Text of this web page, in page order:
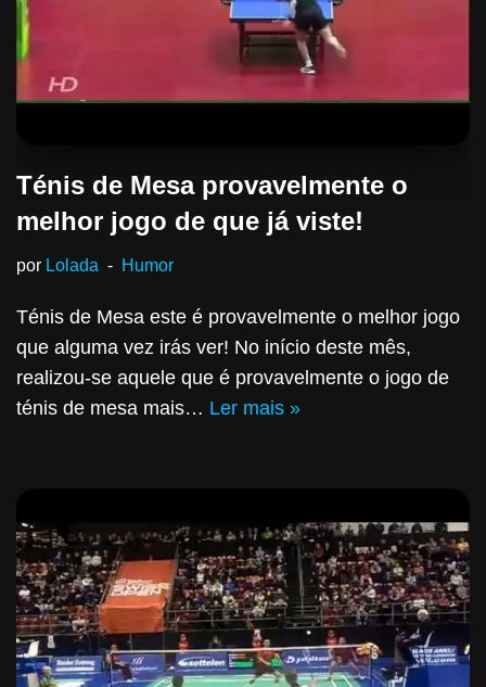
Ténis de Mesa provavelmente o
melhor jogo de que já viste!
por Lolada Humor
Ténis de Mesa este é provavelmente o melhor jogo
que alguma vez irás ver! No início deste mês,
realizou-se aquele que é provavelmente o jogo de
ténis de mesa mais… Ler mais »